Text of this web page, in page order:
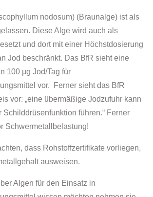
nodosum) (Braunalge) ist als
Diese Alge wird auch als
und dort mit einer Höchstdosierung
Jod beschränkt. Das BfR sieht eine
100 µg Jod/Tag für
vor. Ferner sieht das BfR
vor: „eine übermäßige Jodzufuhr kann
Schilddrüsenfunktion führen.“ Ferner
Schwermetallbelastung!
dass Rohstoffzertifikate vorliegen,
ausweisen.
Algen für den Einsatz in